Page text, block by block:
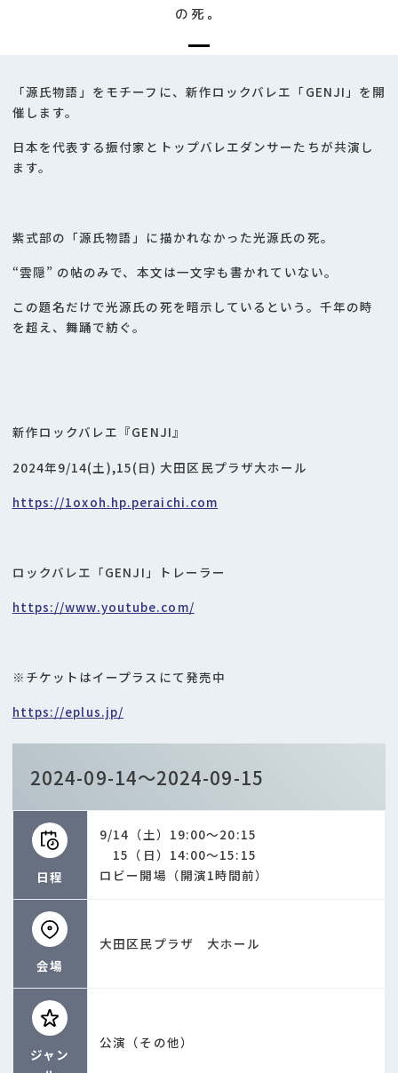
の死。
「源氏物語」をモチーフに、新作ロックバレエ「GENJI」を開
催します。
日本を代表する振付家とトップバレエダンサーたちが共演し
ます。
紫式部の「源氏物語」に描かれなかった光源氏の死。
“雲隠” の帖のみで、本文は一文字も書かれていない。
この題名だけで光源氏の死を暗示しているという。千年の時
を超え、舞踊で紡ぐ。
新作ロックバレエ『GENJI』
2024年9/14(土),15(日) 大田区民プラザ大ホール
https://1oxoh.hp.peraichi.com
ロックバレエ「GENJI」トレーラー
https://www.youtube.com/
※チケットはイープラスにて発売中
https://eplus.jp/
2024-09-14～2024-09-15
日程
9/14（土）19:00～20:15
15（日）14:00～15:15
ロビー開場（開演1時間前）
会場
大田区民プラザ 大ホール
ジャン
公演（その他）